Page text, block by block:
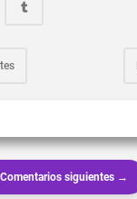
Comentarios siguientes →